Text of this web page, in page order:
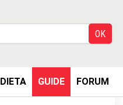
DIETA GUIDE FORUM